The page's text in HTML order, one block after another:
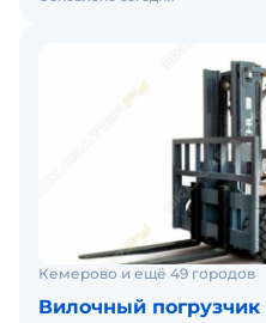
Кемерово и ещё 49 городов
Вилочный погрузчик